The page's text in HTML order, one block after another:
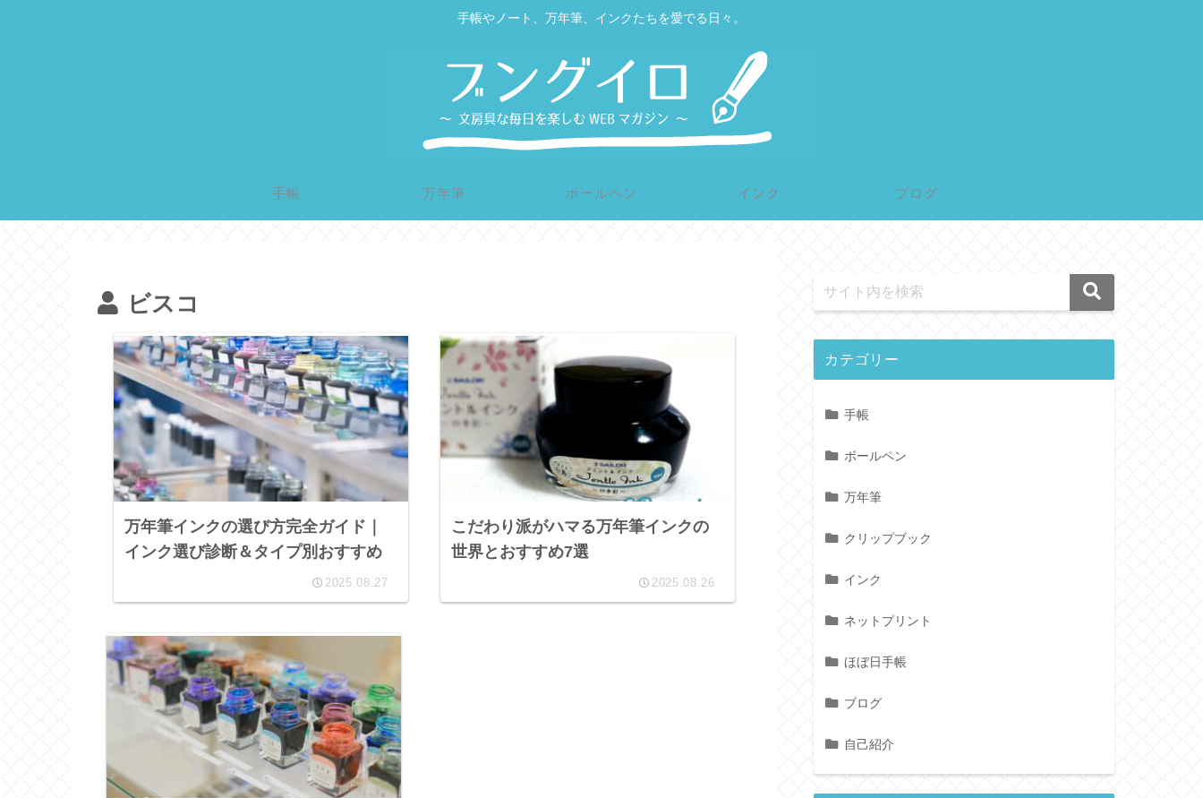
手帳やノート、万年筆、インクたちを愛でる日々。
手帳 万年筆 ボールペン インク ブログ
ビスコ
万年筆インクの選び方完全ガイド｜
インク選び診断＆タイプ別おすすめ
2025.08.27
こだわり派がハマる万年筆インクの
世界とおすすめ7選
2025.08.26
カテゴリー
手帳
ボールペン
万年筆
クリップブック
インク
ネットプリント
ほぼ日手帳
ブログ
自己紹介